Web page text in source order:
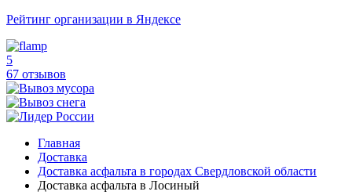
Рейтинг организации в Яндексе
5
67 отзывов
Главная
Доставка
Доставка асфальта в городах Свердловской области
Доставка асфальта в Лосиный